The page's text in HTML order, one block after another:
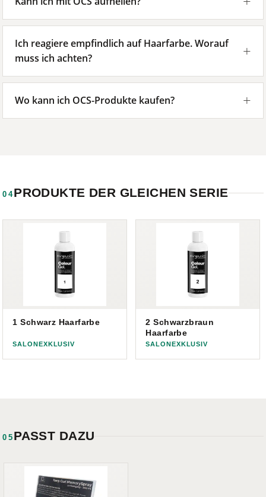
Ich reagiere empfindlich auf Haarfarbe. Worauf
muss ich achten?
Wo kann ich OCS-Produkte kaufen?
04PRODUKTE DER GLEICHEN SERIE
1 Schwarz Haarfarbe
SALONEXKLUSIV
2 Schwarzbraun
Haarfarbe
SALONEXKLUSIV
05 PASST DAZU